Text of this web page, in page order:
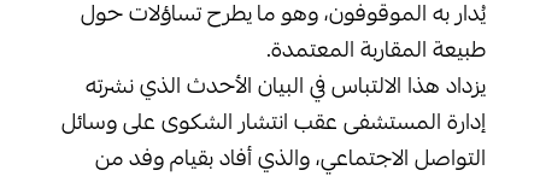
يُدار به الموقوفون، وهو ما يطرح تساؤلات حول
طبيعة المقاربة المعتمدة.
يزداد هذا الالتباس في البيان الأحدث الذي نشرته
إدارة المستشفى عقب انتشار الشكوى على وسائل
التواصل الاجتماعي، والذي أفاد بقيام وفد من